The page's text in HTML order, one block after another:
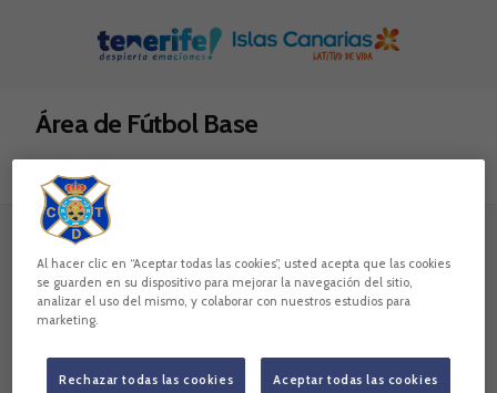
Área de Fútbol Base
Todo Noticias
2 resultados
Al hacer clic en “Aceptar todas las cookies”, usted acepta que las cookies
se guarden en su dispositivo para mejorar la navegación del sitio,
analizar el uso del mismo, y colaborar con nuestros estudios para
marketing.
Rechazar todas las cookies Aceptar todas las cookies